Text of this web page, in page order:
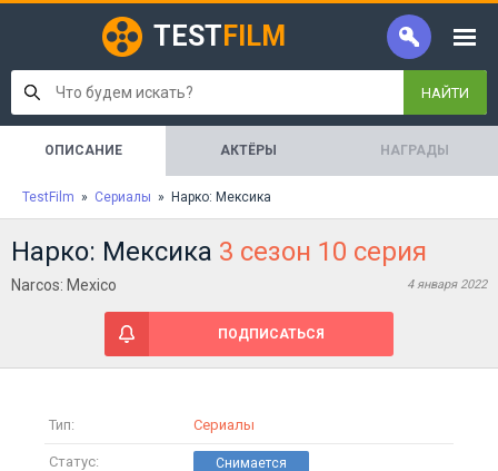
TEST FILM
НАЙТИ
ОПИСАНИЕ АКТЁРЫ НАГРАДЫ
TestFilm » Сериалы » Нарко: Мексика
Нарко: Мексика 3 сезон 10 серия
Narcos: Mexico 4 января 2022
ПОДПИСАТЬСЯ
Тип: Сериалы
Статус: